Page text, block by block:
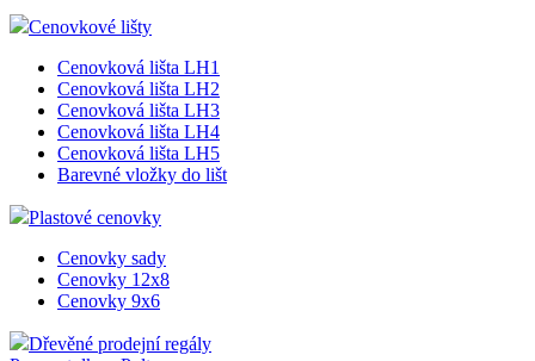
Cenovkové lišty
Cenovková lišta LH1
Cenovková lišta LH2
Cenovková lišta LH3
Cenovková lišta LH4
Cenovková lišta LH5
Barevné vložky do lišt
Plastové cenovky
Cenovky sady
Cenovky 12x8
Cenovky 9x6
Dřevěné prodejní regály